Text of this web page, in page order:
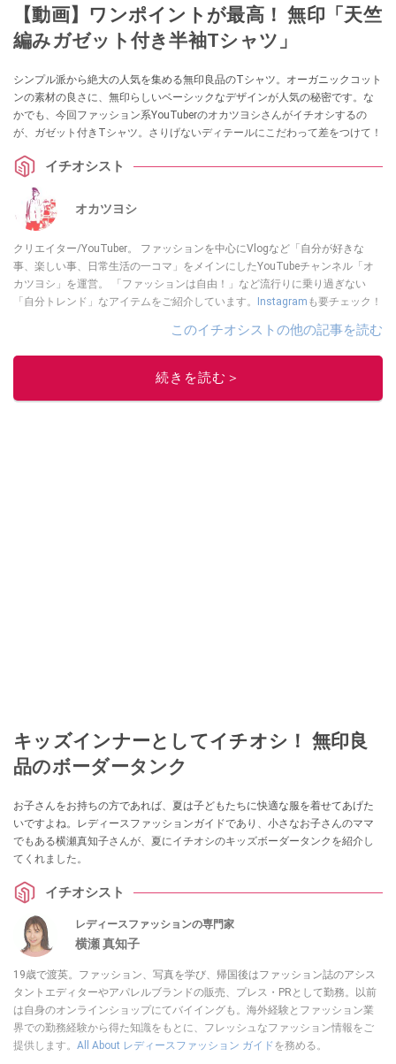
【動画】ワンポイントが最高！ 無印「天竺
編みガゼット付き半袖Tシャツ」
シンプル派から絶大の人気を集める無印良品のTシャツ。オーガニックコット
ンの素材の良さに、無印らしいベーシックなデザインが人気の秘密です。な
かでも、今回ファッション系YouTuberのオカツヨシさんがイチオシするの
が、ガゼット付きTシャツ。さりげないディテールにこだわって差をつけて！
イチオシスト
オカツヨシ
クリエイター/YouTuber。 ファッションを中心にVlogなど「自分が好きな
事、楽しい事、日常生活の一コマ」をメインにしたYouTubeチャンネル「オ
カツヨシ」を運営。 「ファッションは自由！」など流行りに乗り過ぎない
「自分トレンド」なアイテムをご紹介しています。
Instagram も要チェック！
このイチオシストの他の記事を読む
続きを読む＞
キッズインナーとしてイチオシ！ 無印良
品のボーダータンク
お子さんをお持ちの方であれば、夏は子どもたちに快適な服を着せてあげた
いですよね。レディースファッションガイドであり、小さなお子さんのママ
でもある横瀬真知子さんが、夏にイチオシのキッズボーダータンクを紹介し
てくれました。
イチオシスト
レディースファッションの専門家
横瀬 真知子
19歳で渡英。ファッション、写真を学び、帰国後はファッション誌のアシス
タントエディターやアパレルブランドの販売、プレス・PRとして勤務。以前
は自身のオンラインショップにてバイイングも。海外経験とファッション業
界での勤務経験から得た知識をもとに、フレッシュなファッション情報をご
提供します。 All About レディースファッション ガイドを務める。